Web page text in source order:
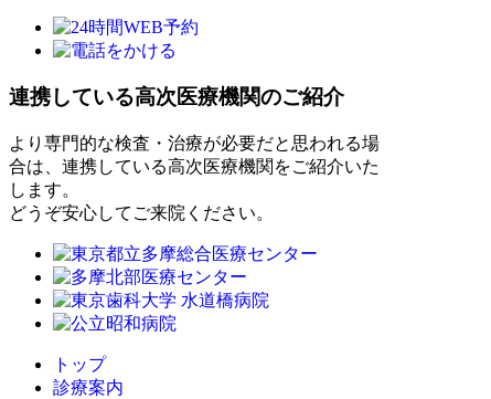
連携している高次医療機関のご紹介
より専門的な検査・治療が必要だと思われる場
合は、連携している高次医療機関をご紹介いた
します。
どうぞ安心してご来院ください。
トップ
診療案内